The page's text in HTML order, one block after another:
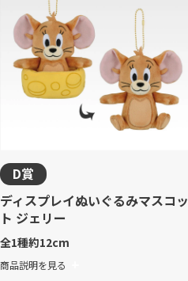
D賞
ディスプレイぬいぐるみマスコッ
ト ジェリー
全1種約12cm
商品説明を見る